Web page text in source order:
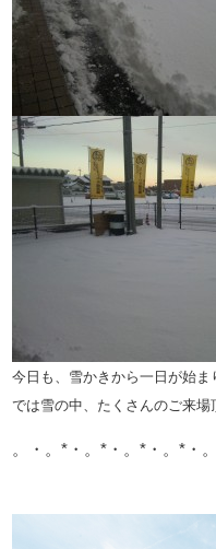
今日も、雪かきから一日が始ま
では雪の中、たくさんのご来場
。・。*・。*・。*・。*・